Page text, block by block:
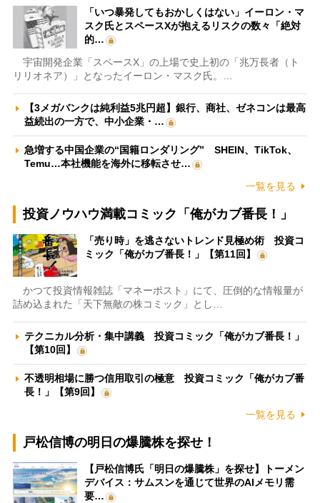
「いつ暴発してもおかしくはない」イーロン・マ
スク氏とスペースXが抱えるリスクの数々「絶対
的…
宇宙開発企業「スペースX」の上場で史上初の「兆万長者（ト
リリオネア）」となったイーロン・マスク氏。…
【3メガバンクは純利益5兆円超】銀行、商社、ゼネコンは最高
益続出の一方で、中小企業・…
急増する中国企業の“国籍ロンダリング” SHEIN、TikTok、
Temu…本社機能を海外に移転させ…
一覧を見る
投資ノウハウ満載コミック「俺がカブ番長！」
「売り時」を逃さないトレンド見極め術 投資コ
ミック「俺がカブ番長！」【第11回】
かつて投資情報雑誌「マネーポスト」にて、圧倒的な情報量が
詰め込まれた「天下無敵の株コミック」とし…
テクニカル分析・集中講義 投資コミック「俺がカブ番長！」
【第10回】
不透明相場に勝つ信用取引の極意 投資コミック「俺がカブ番
長！」【第9回】
一覧を見る
戸松信博の明日の爆騰株を探せ！
【戸松信博氏「明日の爆騰株」を探せ】トーメン
デバイス：サムスンを通じて世界のAIメモリ需
要…